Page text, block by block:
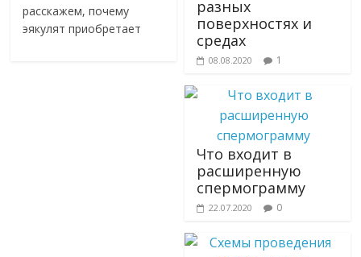
расскажем, почему
эякулят приобретает
разных
поверхностях и
средах
08.08.2020 1
Что входит в
расширенную
спермограмму
22.07.2020 0